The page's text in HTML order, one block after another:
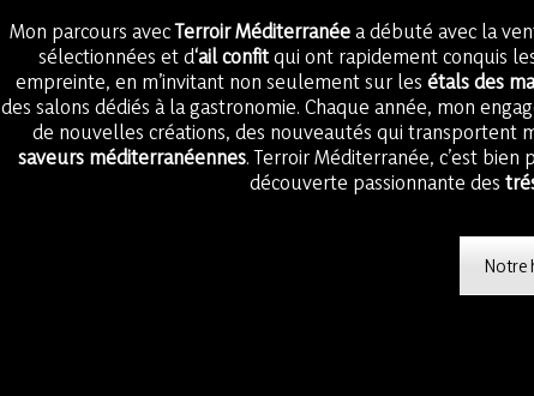
Mon parcours avecTerroir Méditerranéea débuté avec la
sélectionnées et d‘ail confitqui ont rapidement conquis
empreinte, en m’invitant non seulement sur les étals des
des salons dédiés à la gastronomie. Chaque année, mon
de nouvelles créations, des nouveautés qui transportent
saveurs méditerranéennes. Terroir Méditerranée, c’est bien
découverte passionnante des
Notre